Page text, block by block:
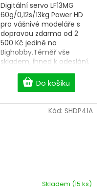
Do košíku
Digitální servo LF13MG
60g/0,12s/13kg Power HD
pro vášnivé modeláře s
dopravou zdarma od 2
500 Kč jedině na
Bighobby.Téměř vše
skladem, ihned k odeslání.
Skladem (15 ks)
Kód: SHDP41A